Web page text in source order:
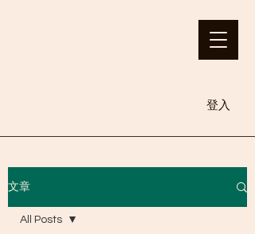
登入
文章
All Posts